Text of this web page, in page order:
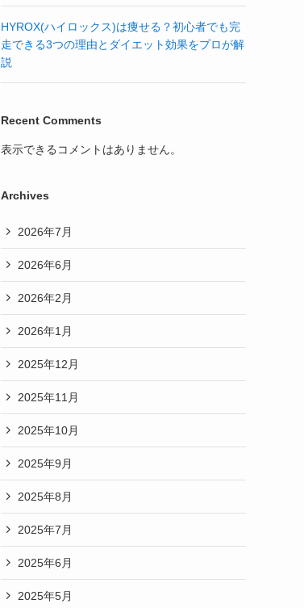
HYROX(ハイロックス)は痩せる？初心者でも完
走できる3つの理由とダイエット効果をプロが解
説
Recent Comments
表示できるコメントはありません。
Archives
2026年7月
2026年6月
2026年2月
2026年1月
2025年12月
2025年11月
2025年10月
2025年9月
2025年8月
2025年7月
2025年6月
2025年5月